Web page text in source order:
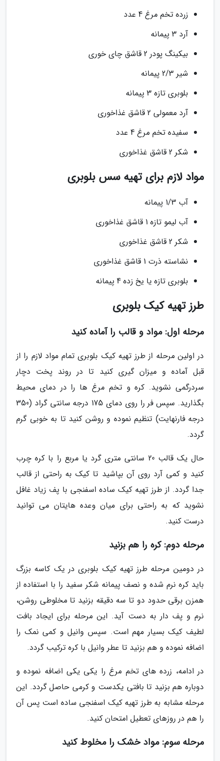
زرده تخم مرغ 4 عدد
آرد 3 پیمانه
بیکینگ پودر 2 قاشق چای خوری
شیر 2/3 پیمانه
بلوبری تازه 3 پیمانه
آرد معمولی 2 قاشق غذاخوری
سفیده تخم مرغ 4 عدد
شکر 2 قاشق غذاخوری
مواد لازم برای تهیه سس بلوبری
آب 1/3 پیمانه
آب لیمو تازه 1 قاشق غذاخوری
شکر 2 قاشق غذاخوری
نشاسته ذرت 1 قاشق غذاخوری
بلوبری تازه یا یخ زده 4 پیمانه
طرز تهیه کیک بلوبری
مرحله اول: مواد و قالب را آماده کنید
در اولین مرحله از طرز تهیه کیک بلوبری تمام مواد لازم را از
قبل آماده و میزان گیری کنید تا در روند پخت دچار
سردرگمی نشوید. کره و تخم مرغ ها را در دمای محیط
بگذارید. سپس فر را روی دمای 175 درجه سانتی گراد (350
درجه فارنهایت) تنظیم نموده و روشن کنید تا به خوبی گرم
گردد.
حال یک قالب 20 سانتی متری گرد یا مربع را با کره چرب
کنید و کمی آرد روی آن بپاشید تا کیک به راحتی از قالب
جدا گردد. از طرز تهیه کیک ساده اسفنجی با پف زیاد غافل
نشوید که به راحتی برای میان وعده هایتان می توانید
درست کنید.
مرحله دوم: کره را هم بزنید
در دومین مرحله طرز تهیه کیک بلوبری در یک کاسه بزرگ
باید کره نرم شده و نصف پیمانه شکر سفید را با استفاده از
همزن برقی حدود دو تا سه دقیقه بزنید تا مخلوطی روشن،
نرم و پف دار به دست آید. این مرحله برای ایجاد بافت
لطیف کیک بسیار مهم است. سپس وانیل و کمی نمک را
اضافه نموده و هم بزنید تا عطر وانیل با کره ترکیب گردد.
در ادامه، زرده های تخم مرغ را یکی یکی اضافه نموده و
دوباره هم بزنید تا بافتی یکدست و کرمی حاصل گردد. این
مرحله مشابه به طرز تهیه کیک اسفنجی ساده است پس آن
را هم در روزهای تعطیل امتحان کنید.
مرحله سوم: مواد خشک را مخلوط کنید